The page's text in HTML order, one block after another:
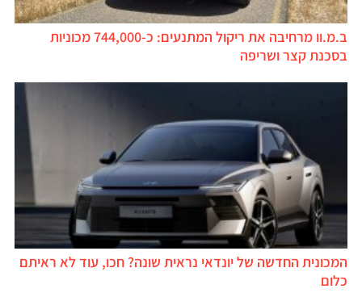
ב.מ.וו מרחיבה את ריקול המתנעים: כ-744,000 מכוניות
בסכנת קצר ושריפה
המכונית החדשה של יונדאי נראית שונה? חכו, עוד לא ראיתם
כלום